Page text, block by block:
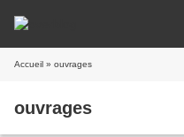
Accueil » ouvrages
ouvrages